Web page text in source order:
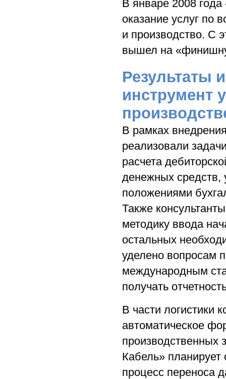
В январе 2008
оказание услуг по
и производство. С
вышел на
Результаты
инструмент
В рамках
реализовали
расчета
денежных средств,
положениями
Также
методику ввода
остальных
уделено вопросам
международным
получать
В части логистики
автоматическое
производственных
Кабель» планирует
процесс переноса